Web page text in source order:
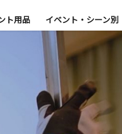
ト用品 イベント・シーン別